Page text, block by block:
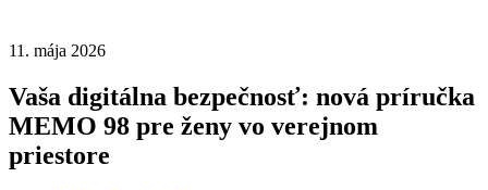
11. mája 2026
Vaša digitálna bezpečnosť: nová príručka
MEMO 98 pre ženy vo verejnom
priestore